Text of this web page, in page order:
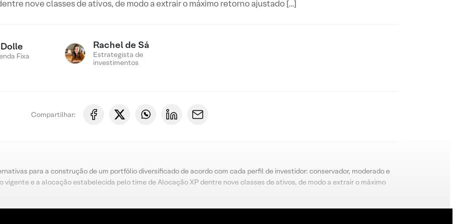
nove classes de ativos, de modo a extrair o máximo retorno ajustado […]
Fixa
Rachel de Sá
Estrategista de
investimentos
Compartilhar:
para a construção de um portfólio diversificado de acordo com cada perfil de investidor: conservador, moderado e
e a alocação estabelecida pelo time de Alocação XP dentre nove classes de ativos, de modo a extrair o máximo